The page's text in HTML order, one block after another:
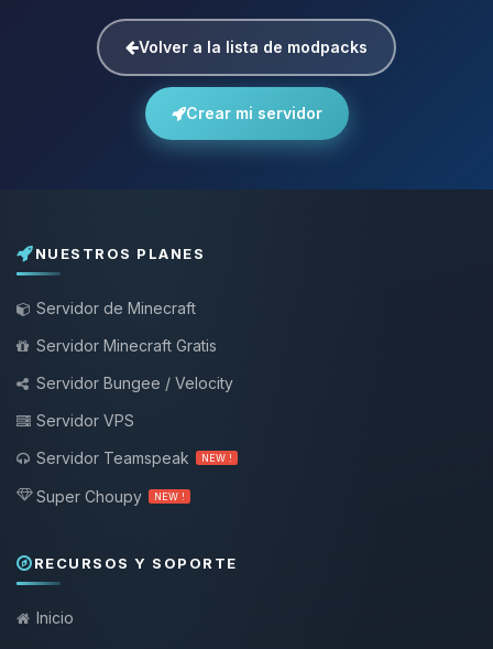
Volver a la lista de modpacks
Crear mi servidor
NUESTROS PLANES
Servidor de Minecraft
Servidor Minecraft Gratis
Servidor Bungee / Velocity
Servidor VPS
Servidor Teamspeak
NEW !
Super Choupy NEW !
RECURSOS Y SOPORTE
Inicio